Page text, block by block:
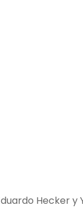
Hecker